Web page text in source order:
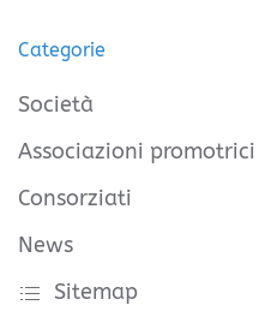
Categorie
Società
Associazioni promotrici
Consorziati
News
Sitemap